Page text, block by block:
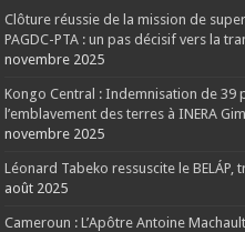
Clôture réussie de la mission de
PAGDC-PTA : un pas décisif vers la
novembre 2025
Kongo Central : Indemnisation de 39
l’emblavement des terres à INERA
novembre 2025
Léonard Tabeko ressuscite le
août 2025
Cameroun : L’Apôtre Antoine